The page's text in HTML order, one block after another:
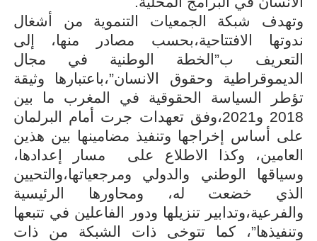
وتهدف شبكة الجمعيات التنموية من أشغال
ندوتها الافتتاحية،بحسب مصادر منها، إلى
التعريف ب”الخطة الوطنية في مجال
الديموقراطية وحقوق الانسان”،باعتبارها وثيقة
تؤطر السياسة الحقوقية في المغرب ما بين
2018 و2021،وفق
تعهدات جرت أمام البرلمان
على أساس إخراجها وتنفيذ مضامينها بين هذين
العامين،
وكذا الاطلاع على مسار إعدادها،
وسياقها الوطني والدولي ومرجعياتها،والتحيين
الذي خضعت له، ومحاورها الرئيسية
والفرعية،وتدابير تنزيلها ودور الفاعلين في تتبعها
وتنفيذها”، كما تتوخى ذات الشبكة من ذات